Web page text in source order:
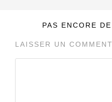
PAS ENCORE
LAISSER UN